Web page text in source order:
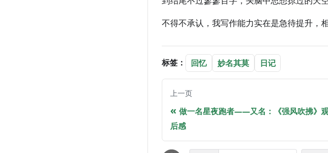
不得不承认，我写作能力实在是急待提升，
标签： 回忆 妙名其莫 日记
上一页
做一名星夜跑者——又名：《强风吹拂》
后感